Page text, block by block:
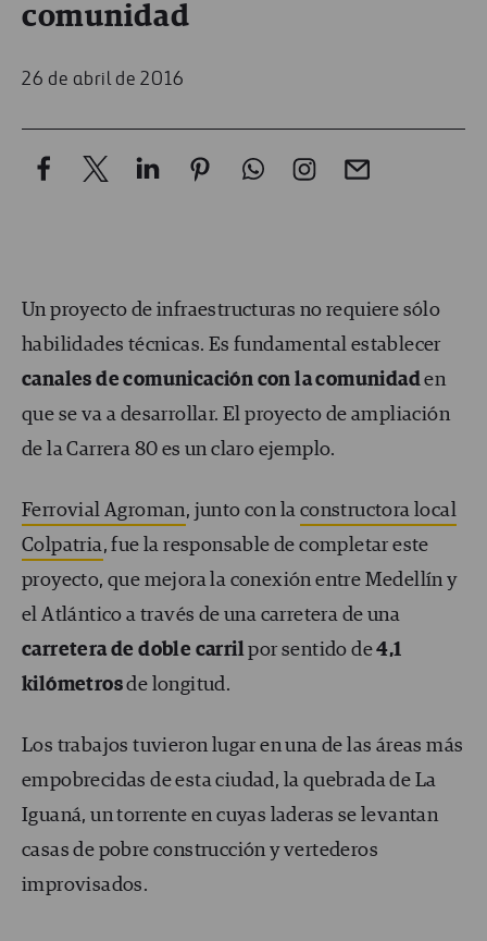
comunidad
26 de abril de 2016
Un proyecto de infraestructuras no requiere sólo
habilidades técnicas. Es fundamental establecer
canales de comunicación con la comunidaden
que se va a desarrollar. El proyecto de ampliación
de la Carrera 80 es un claro ejemplo.
Ferrovial Agroman, junto con la constructora local
Colpatria, fue la responsable de completar este
proyecto, que mejora la conexión entre Medellín y
el Atlántico a través de una carretera de una
carretera de doble carrilpor sentido de4,1
kilómetrosde longitud.
Los trabajos tuvieron lugar en una de las áreas más
empobrecidas de esta ciudad, la quebrada de La
Iguaná, un torrente en cuyas laderas se levantan
casas de pobre construcción y vertederos
improvisados.